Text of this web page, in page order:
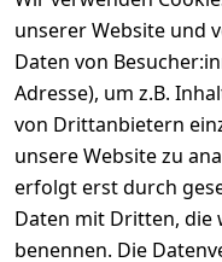
unserer Website und
Daten von
Adresse), um z.B.
von Drittanbietern
unsere Website zu
erfolgt erst durch
Daten mit Dritten, die
benennen. Die
Informationen